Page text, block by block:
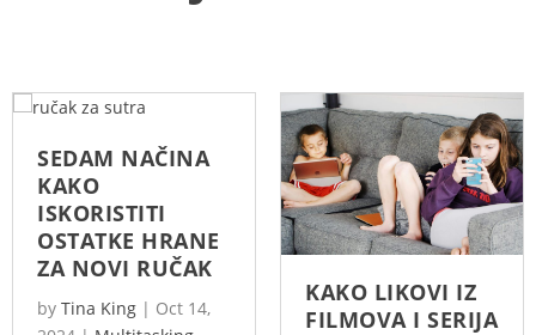
SEDAM NAČINA
KAKO
ISKORISTITI
OSTATKE HRANE
ZA NOVI RUČAK
by Tina King | Oct 14,
KAKO LIKOVI IZ
FILMOVA I SERIJA